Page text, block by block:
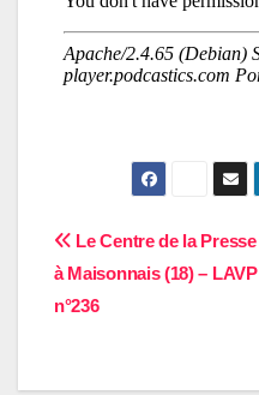
Navigation
de
Le Centre de la Presse
à Maisonnais (18) – LAVP
n°236